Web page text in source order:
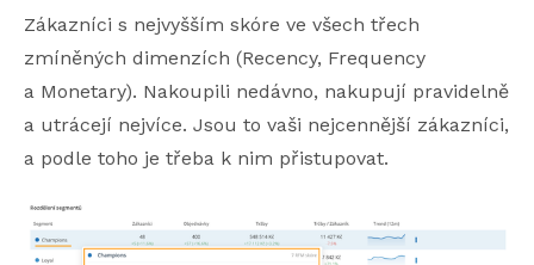
Zákazníci s nejvyšším skóre ve všech třech
zmíněných dimenzích (Recency, Frequency
a Monetary). Nakoupili nedávno, nakupují pravidelně
a utrácejí nejvíce. Jsou to vaši nejcennější zákazníci,
a podle toho je třeba k nim přistupovat.